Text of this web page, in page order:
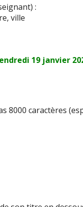
:
ville
19 janvier
8000 caractères